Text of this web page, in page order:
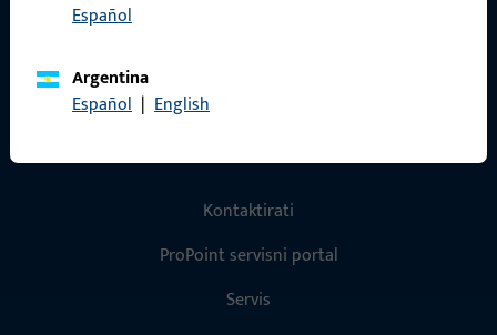
Español
Argentina
Español | English
Kontakt
Kontaktirati
ProPoint servisni portal
Servis